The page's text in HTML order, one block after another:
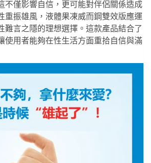
不僅影響自信，更可能對伴侶關係造成
重振雄風， 液體果凍威而鋼雙效版應運
難言之隱的理想選擇。這款產品結合了
使用者能夠在性生活方面重拾自信與滿